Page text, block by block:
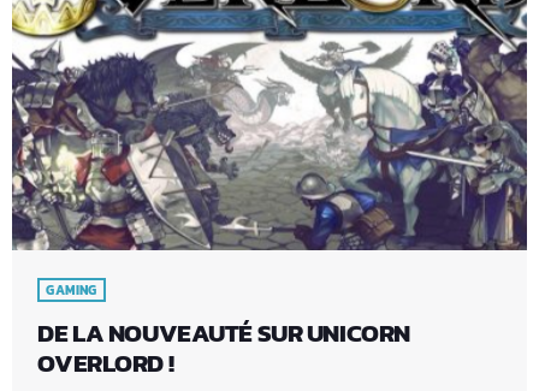
GAMING
DE LA NOUVEAUTÉ SUR UNICORN
OVERLORD !